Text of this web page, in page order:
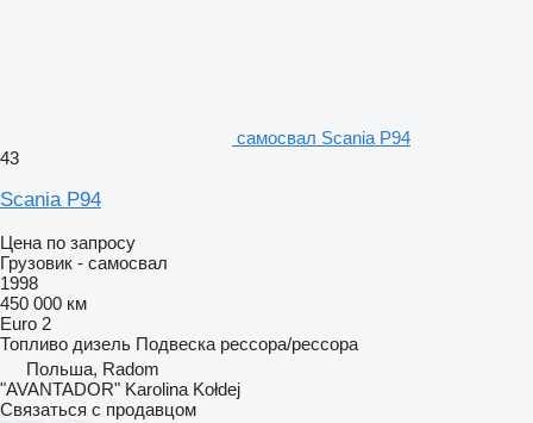
самосвал Scania P94
43
Scania P94
Цена по запросу
Грузовик - самосвал
1998
450 000 км
Euro 2
Топливо дизель Подвеска рессора/рессора
Польша, Radom
"AVANTADOR" Karolina Kołdej
Связаться с продавцом